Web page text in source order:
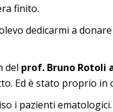
finito.
dedicarmi a
del prof. Bruno Rotoli
Ed è stato proprio in
i pazienti